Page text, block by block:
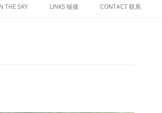
至
正
THE SKY LINKS 链接 CONTACT 联系